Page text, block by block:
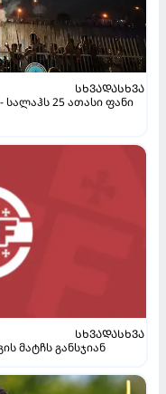
ᲡᲮᲕᲐᲓᲐᲡᲮᲕᲐ
სალაჰს 25 ათასი ფანი
ᲡᲮᲕᲐᲓᲐᲡᲮᲕᲐ
მატჩს განსჯიან